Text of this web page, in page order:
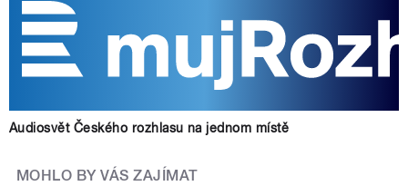
Audiosvět Českého rozhlasu na jednom místě
MOHLO BY VÁS ZAJÍMAT